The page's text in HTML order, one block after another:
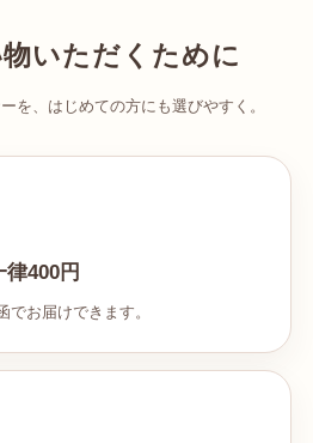
いただくために
を、はじめての方にも選びやすく。
400円
お届けできます。